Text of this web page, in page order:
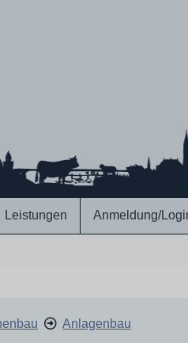
Leistungen Anmeldung/
Anlagenbau